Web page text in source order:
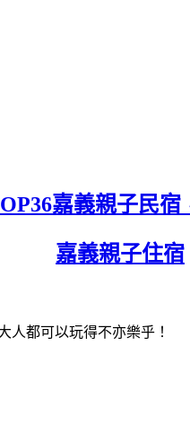
嘉義親子民宿
嘉義親子住宿
人都可以玩得不亦樂乎！